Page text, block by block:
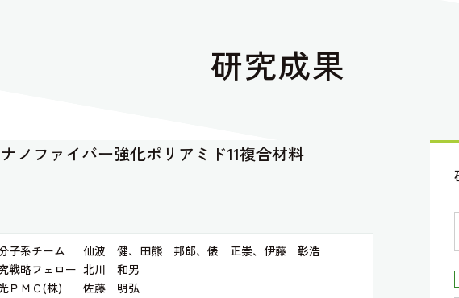
研究成果
ノファイバー強化ポリアミド11複合材料
子系チーム
仙波 健、田熊 邦郎、俵 正崇、伊藤 彰浩
戦略フェロー 北川 和男
ＰＭＣ(株)
佐藤 明弘